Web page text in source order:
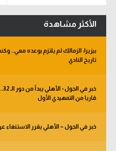
الأكثر مشاهدة
بيزيرا: الزمالك لم يلتزم بوعده
تاريخ النادي
قاريا من التمهيدي الأول
خبر في الجول – الأهلي يقرر الاستنغاء